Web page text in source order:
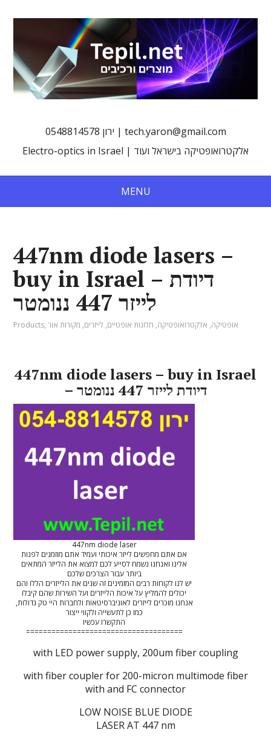
0548814578 ירון | tech.yaron@gmail.com
Electro-optics in Israel | אלקטרואופטיקה בישראל ועוד
MENU
447nm diode lasers –
buy in Israel – דיודת
לייזר 447 ננומטר
Products, אופטיקה, אלקטרואופטיקה, חלונות אופטיים, לייזרים, מקורות אור
447nm diode lasers – buy in Israel
– דיודת לייזר 447 ננומטר
447nm diode laser
אם אתם מחפשים לייזר איכותי ועמיד אתם מוזמנים לפנות
אלינו ואנחנו נשמח לסייע לכם למצוא את הלייזר המתאים
ביותר עבור הצרכים שלכם
יש לנו לקוחות רבים המזמינים זה שנים את הלייזרים הללו והם
יכולים להמליץ על איכות הלייזרים ועל השירות שהם קיבלו
אנחנו מוכרים לייזרים לאוניברסיטאות ולחברות היי טק גדולות,
כמו כן לתעשייה ולקווי ייצור
התקשרו עכשיו
=====================================
with LED power supply, 200um fiber coupling
with fiber coupler for 200-micron multimode fiber
with and FC connector
LOW NOISE BLUE DIODE
LASER AT 447 nm